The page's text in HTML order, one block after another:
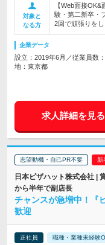
対象と
なる方
【Web面接
験・第二新卒・
2回で頑張りをし
企業データ
設立：2019年6月／従業員数
地：東京都
求人詳細を見る
志望動機・自己PR不要
日本ピザハット株式会社 |
から半年で副店長
チャンスが急増中！『
歓迎
正社員 職種・業種未経験